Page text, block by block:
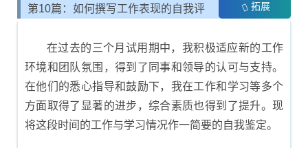
第10篇：如何撰写工作表现的自我评 拓展
在过去的三个月试用期中，我积极适应新的工作
环境和团队氛围，得到了同事和领导的认可与支持。
在他们的悉心指导和鼓励下，我在工作和学习等多个
方面取得了显著的进步，综合素质也得到了提升。现
将这段时间的工作与学习情况作一简要的自我鉴定。